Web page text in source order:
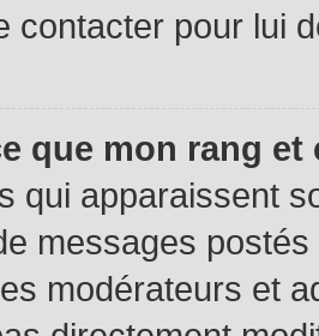
contacter pour lui
que mon rang
qui apparaissent
messages
modérateurs et